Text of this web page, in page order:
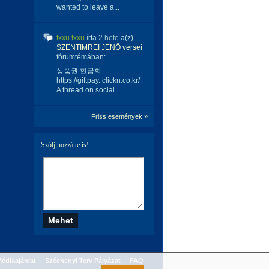
wanted to leave a...
fxxu fxxu írta 2 hete a(z)
SZENTIMREI JENŐ versei
fórumtémában:
상품권 현금화
https://giftpay. clickn.co.kr/
A thread on social ...
Friss események »
Szólj hozzá te is!
Széchenyi Terv Pályázat FAQ